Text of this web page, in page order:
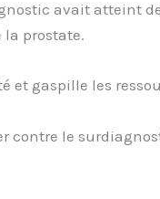
avait atteint
la prostate.
et gaspille les
le